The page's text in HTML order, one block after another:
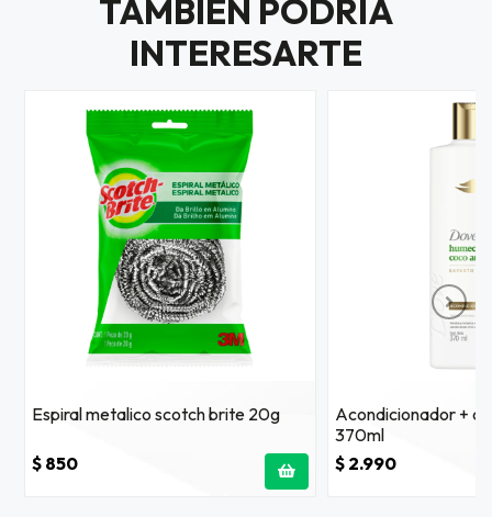
TAMBIÉN PODRÍA
INTERESARTE
Espiral metalico scotch brite 20g
$ 850
Acondicionador +
370ml
$ 2.990